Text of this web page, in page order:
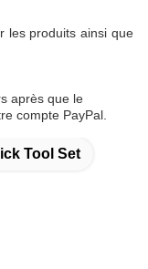
les produits ainsi que
après que le
compte PayPal.
Tool Set